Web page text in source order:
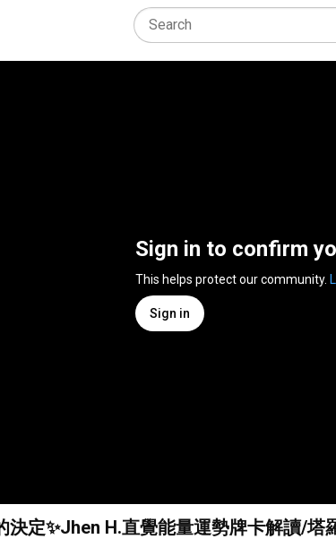
Sign in to confirm
This helps protect our community.
Sign in
決定✨Jhen H.直覺能量運勢牌卡解讀/